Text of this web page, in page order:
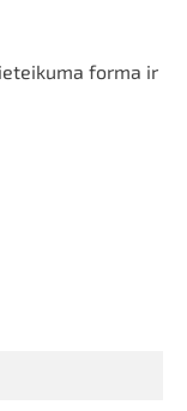
forma ir